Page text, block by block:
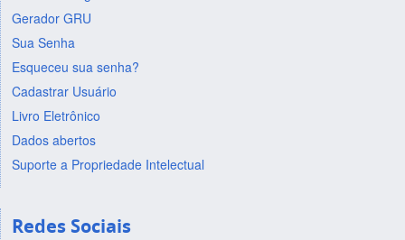
Gerador GRU
Sua Senha
Esqueceu sua senha?
Cadastrar Usuário
Livro Eletrônico
Dados abertos
Suporte a Propriedade Intelectual
Redes Sociais